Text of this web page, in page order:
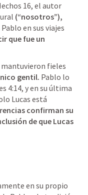
16, el autor
en sus viajes
que fue un
mantuvieron fieles
gentil. Pablo lo
4:14, y en su última
Lucas está
confirman su
de que Lucas
en su propio